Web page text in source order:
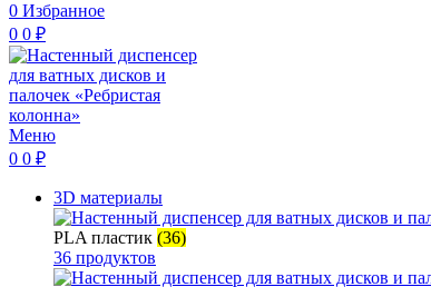
0 Избранное
0 0 ₽
Меню
0 0 ₽
3D материалы
PLA пластик (36)
36 продуктов